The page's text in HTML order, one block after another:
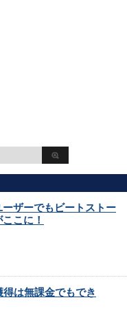
ーザーでもビートストー
こに！
得は無課金でもでき